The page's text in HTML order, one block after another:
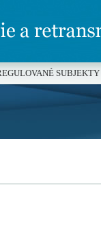
SUBJEKTY